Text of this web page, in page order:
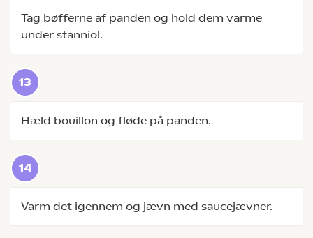
Tag bøfferne af panden og hold dem varme
under stanniol.
Hæld bouillon og fløde på panden.
Varm det igennem og jævn med saucejævner.